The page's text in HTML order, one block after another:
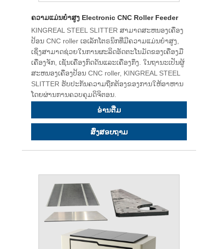
ຄວາມແມ່ນຍໍາສູງ Electronic CNC Roller Feeder
KINGREAL STEEL SLITTER ສາມາດສະຫນອງເຄື່ອງ
ປ້ອນ CNC roller ເອເລັກໂຕຣນິກທີ່ມີຄວາມແມ່ນຍໍາສູງ,
ເຊິ່ງສາມາດຊ່ວຍໃນການຜະລິດອັດຕະໂນມັດຂອງເຄື່ອງມື
ເຄື່ອງຈັກ, ເຊັ່ນເຄື່ອງກົດດັນແລະເຄື່ອງກຶງ. ໃນຖານະເປັນຜູ້
ສະຫນອງເຄື່ອງປ້ອນ CNC roller, KINGREAL STEEL
SLITTER ຮັບປະກັນຄວາມຖືກຕ້ອງຂອງການໃຫ້ອາຫານ
ໂດຍຜ່ານການຄວບຄຸມດິຈິຕອນ.
ອ່ານ​ຕື່ມ
ສົ່ງສອບຖາມ